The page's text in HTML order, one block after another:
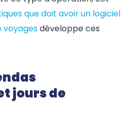
que doit avoir un logiciel
voyagesdéveloppe ces
jours de